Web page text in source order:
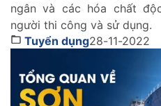
ngân và các hóa chất
người thi công và sử dụng.
Tuyển dụng28-11-2022